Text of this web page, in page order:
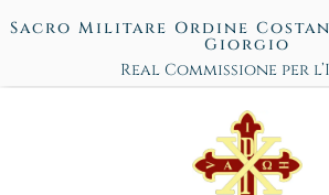
Sacro Militare Ordine
Giorgio
Real Commissione per